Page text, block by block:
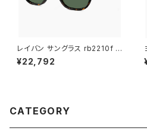
レイバン サングラス rb2210f 9
02/31 53mm Ray-Ban RB22
10F 90231 ウェリントン ボスト
¥22,792
CATEGORY